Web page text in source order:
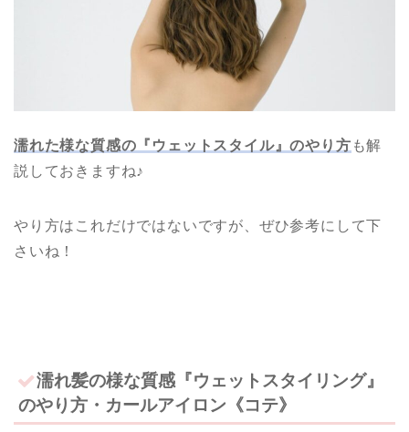
濡れた様な質感の『ウェットスタイル』のやり方 も解
説しておきますね♪
やり方はこれだけではないですが、ぜひ参考にして下
さいね！
濡れ髪の様な質感『ウェットスタイリング』
のやり方・カールアイロン《コテ》